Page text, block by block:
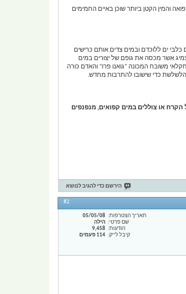
והמין הקטן ביותר שוכן באיים החמימים
כלבי ים ללוכדם ובמים צדים אותם כרישים
אשר מכסה את גופם של יצורים במים
משובח המכונה "גואנו פרו" והאדם כורה
הלשלשת כדי שישובו להתרבות מחדש.
הקרח או צוללים במים קפואים, מנפנפים
הירשם כדי להגיב לנושא
#2
תאריך הצטרפות
05/05/08
שם פרטי
הילה
הודעות
9,458
קיבל לייק
114 פעמים